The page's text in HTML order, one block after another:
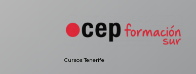
Cursos Tenerife